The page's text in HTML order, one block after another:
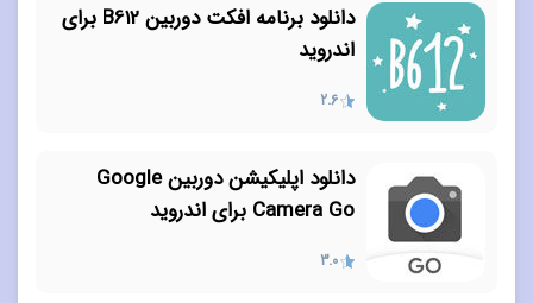
دانلود برنامه افکت دوربین B612 برای
اندروید
2.6
دانلود اپلیکیشن دوربین Google
Camera Go برای اندروید
3.0